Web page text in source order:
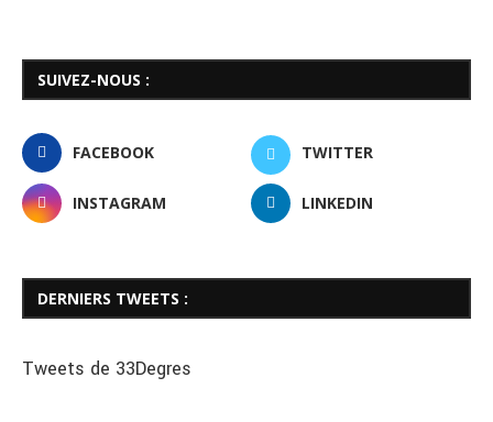
SUIVEZ-NOUS :
FACEBOOK TWITTER
INSTAGRAM LINKEDIN
DERNIERS TWEETS :
Tweets de 33Degres